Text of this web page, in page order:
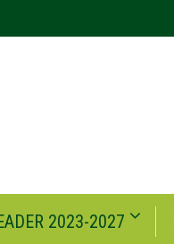
2023-2027